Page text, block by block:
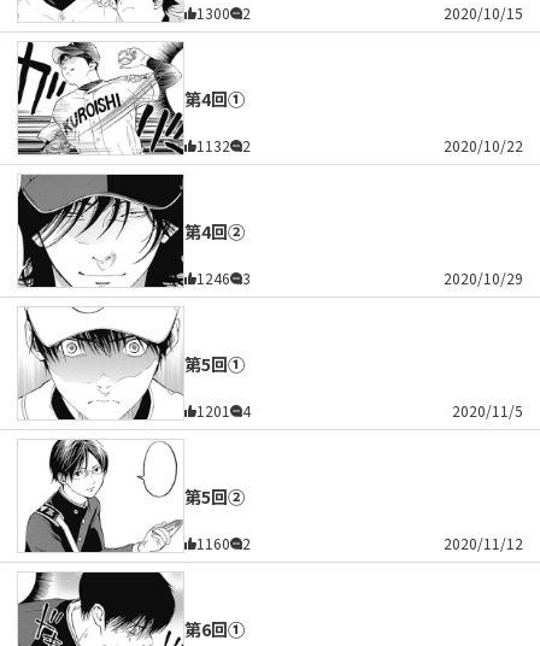
1300 2 2020/10/15
第4回①
1132 2 2020/10/22
第4回②
1246 3 2020/10/29
第5回①
1201 4 2020/11/5
第5回②
1160 2 2020/11/12
第6回①